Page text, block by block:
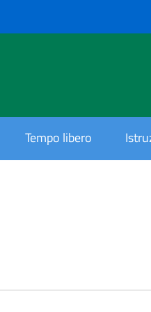
Tempo libero